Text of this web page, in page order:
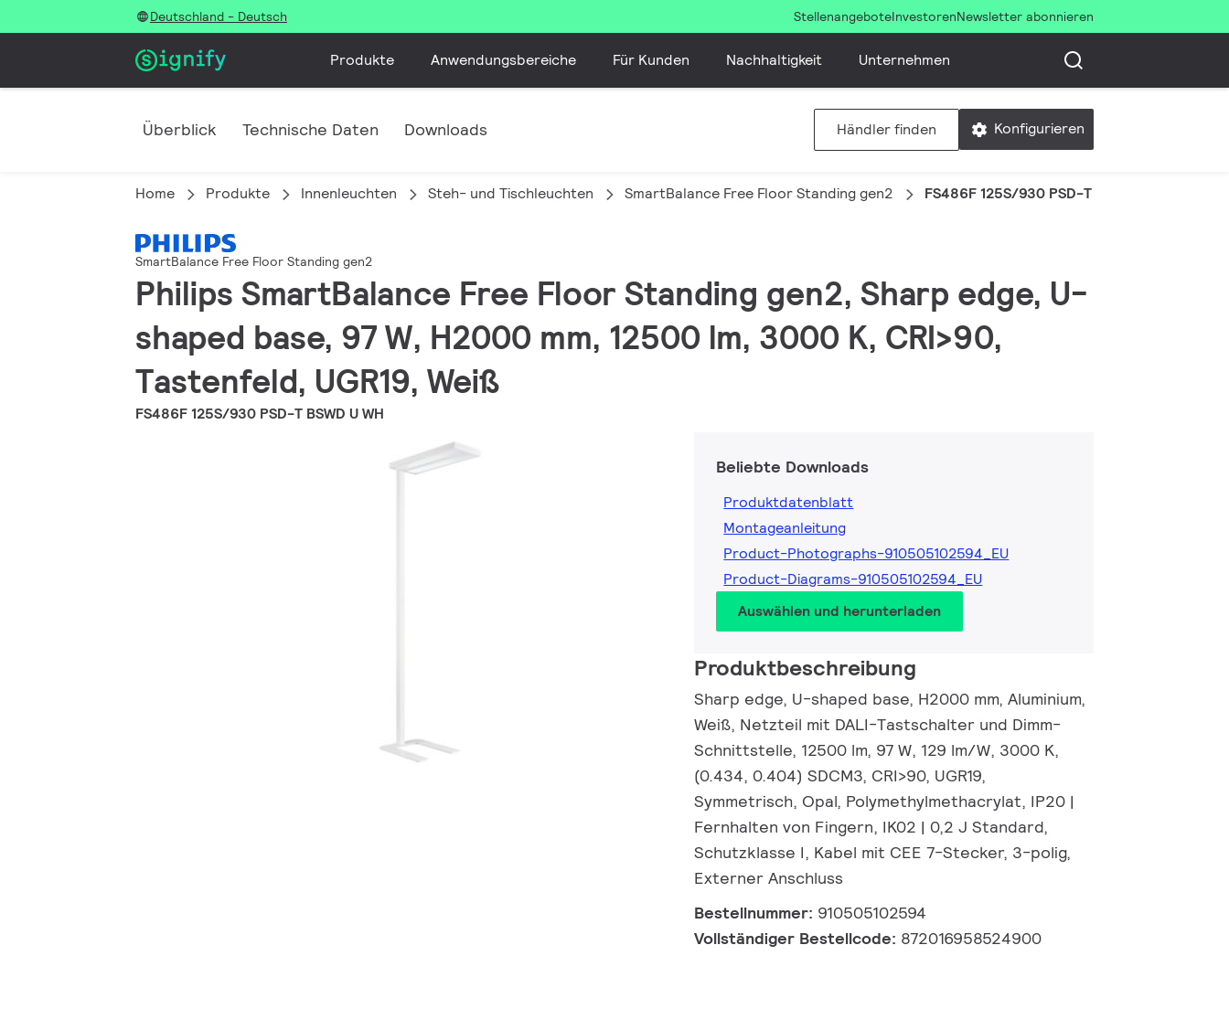
Deutschland - Deutsch StellenangeboteInvestorenNewsletter abonnieren
Produkte Anwendungsbereiche Für Kunden Nachhaltigkeit Unternehmen
Überblick Technische Daten Downloads Händler finden Konfigurieren
Home Produkte Innenleuchten Steh- und Tischleuchten SmartBalance Free Floor Standing gen2 FS486F 125S/930 PSD-T BSWD U WH
SmartBalance Free Floor Standing gen2
Philips SmartBalance Free Floor Standing gen2, Sharp edge, U-
shaped base, 97 W, H2000 mm, 12500 lm, 3000 K, CRI>90,
Tastenfeld, UGR19, Weiß
FS486F 125S/930 PSD-T BSWD U WH
Beliebte Downloads
Produktdatenblatt
Montageanleitung
Product-Photographs-910505102594_EU
Product-Diagrams-910505102594_EU
Auswählen und herunterladen
Produktbeschreibung
Sharp edge, U-shaped base, H2000 mm, Aluminium,
Weiß, Netzteil mit DALI-Tastschalter und Dimm-
Schnittstelle, 12500 lm, 97 W, 129 lm/W, 3000 K,
(0.434, 0.404) SDCM3, CRI>90, UGR19,
Symmetrisch, Opal, Polymethylmethacrylat, IP20 |
Fernhalten von Fingern, IK02 | 0,2 J Standard,
Schutzklasse I, Kabel mit CEE 7-Stecker, 3-polig,
Externer Anschluss
Bestellnummer: 910505102594
Vollständiger Bestellcode: 872016958524900